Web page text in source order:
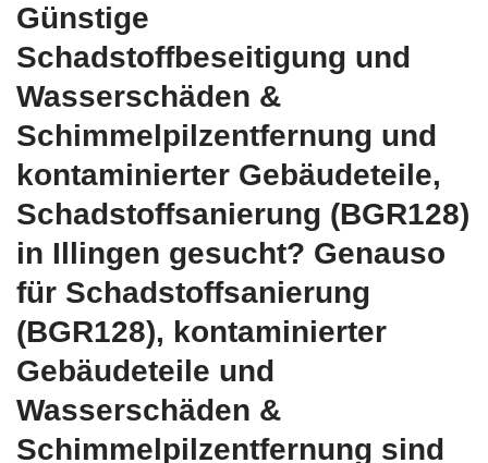
Günstige
Schadstoffbeseitigung und
Wasserschäden &
Schimmelpilzentfernung und
kontaminierter Gebäudeteile,
Schadstoffsanierung (BGR128)
in Illingen gesucht? Genauso
für Schadstoffsanierung
(BGR128), kontaminierter
Gebäudeteile und
Wasserschäden &
Schimmelpilzentfernung sind